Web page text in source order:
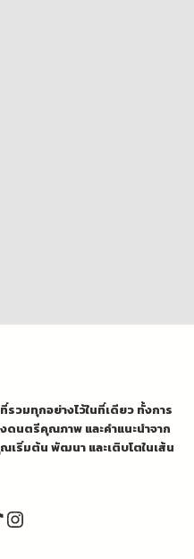
วมทุกอย่างไว้ในที่เดียว ทั้งการ
ดนตรีคุณภาพ และคำแนะนำจาก
ริ่มต้น พัฒนา และเติบโตในเส้น
Instagram